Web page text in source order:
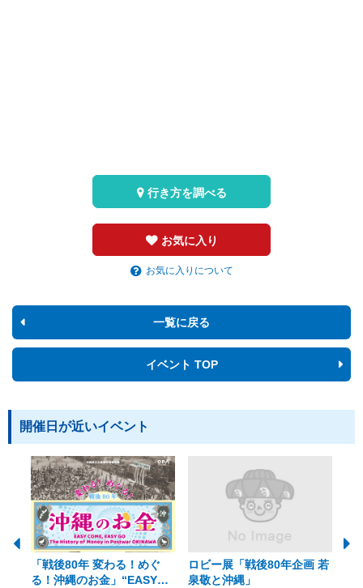
お気に入り
お気に入りについて
行き方を調べる
一覧に戻る
イベント TOP
開催日が近いイベント
「戦後80年 変わる！めぐ
る！沖縄のお金」“EASY
ロビー展「戦後80年企画 若
泉敬と沖縄」